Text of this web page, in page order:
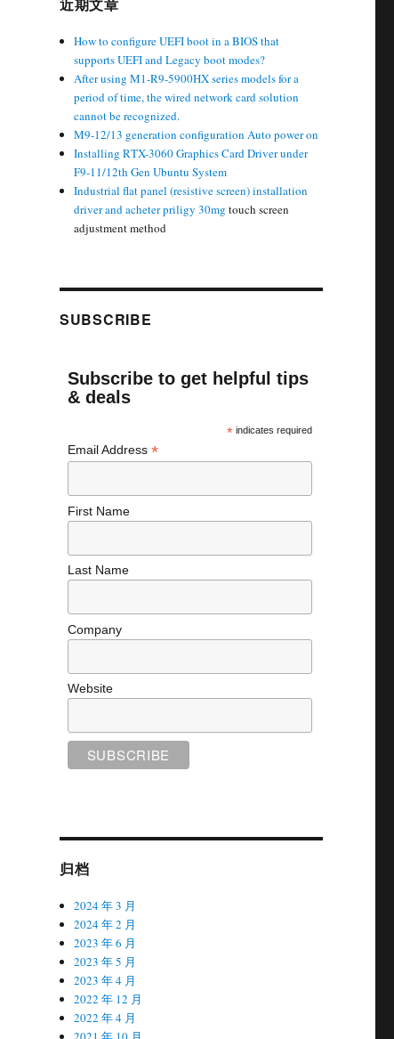
How to configure UEFI boot in a BIOS that
supports UEFI and Legacy boot modes?
After using M1-R9-5900HX series models for a
period of time, the wired network card solution
cannot be recognized.
M9-12/13 generation configuration Auto power on
Installing RTX-3060 Graphics Card Driver under
F9-11/12th Gen Ubuntu System
Industrial flat panel (resistive screen) installation
driver andacheter priligy 30mg touch screen
adjustment method
SUBSCRIBE
Subscribe to get helpful tips
& deals
* indicates required
Email Address *
First Name
Last Name
Company
Website
归档
2024 年 3 月
2024 年 2 月
2023 年 6 月
2023 年 5 月
2023 年 4 月
2022 年 12 月
2022 年 4 月